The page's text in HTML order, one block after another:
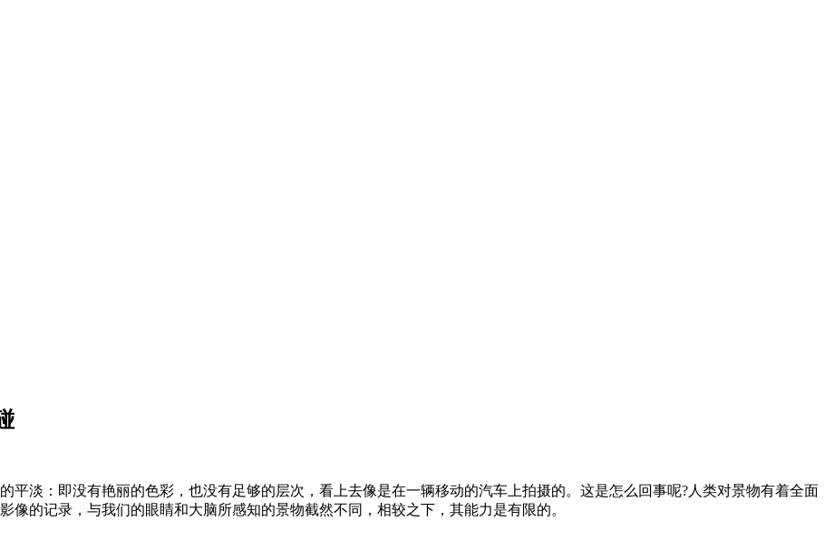
平淡：即没有艳丽的色彩，也没有足够的层次，看上去像是在一辆移动的汽车上拍摄的。这是怎么回事呢?人类对景物有着全面
的记录，与我们的眼睛和大脑所感知的景物截然不同，相较之下，其能力是有限的。